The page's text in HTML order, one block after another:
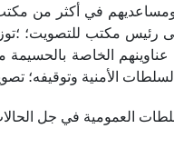
في أكثر من
رئيس مكتب للتصويت؛
عناوينهم الخاصة
الأمنية وتوقيفه؛
في جل الحالات